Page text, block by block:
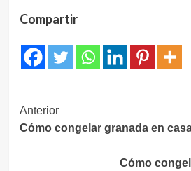
Compartir
Navegación
de
Anterior
Cómo congelar granada en
Cómo